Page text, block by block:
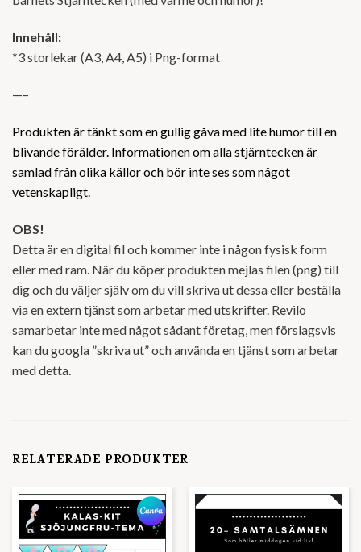
Innehåll:
*3 storlekar (A3, A4, A5) i Png-format
—–
Produkten är tänkt som en gullig gåva med lite humor till en
blivande förälder. Informationen om alla stjärntecken är
samlad från olika källor och bör inte ses som något
vetenskapligt.
OBS!
Detta är en digital fil och kommer inte i någon fysisk form
eller med ram. När du köper produkten mejlas filen (png) till
dig och du väljer själv om du vill skriva ut dessa eller beställa
via en extern tjänst som arbetar med utskrifter. Revilo
samarbetar inte med något sådant företag, men förslagsvis
kan du googla ”skriva ut” och använda en tjänst som arbetar
med detta.
RELATERADE PRODUKTER